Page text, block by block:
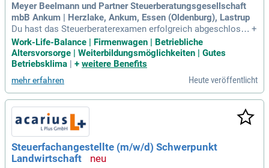
Meyer Beelmann und Partner Steuerberatungsgesellschaft
mbB Ankum | Herzlake, Ankum, Essen (Oldenburg), Lastrup
Du hast das Steuerberaterexamen erfolgreich abgeschlosse
n und bringst umfangreiche Erfahrung in der Beratung von U
nternehmen und Privatpersonen mit. Du beherrschst DATEV
sowie gängige MS-Office-Anwendungen und bist versiert im
ientierte Arbeitsweise kombiniert sich mit Freude am Mand
antenkontakt. Bei uns erwartet dich ein attraktives Paket: Fi
rmenwagen, Job-Bike und betriebliche Altersvorsorge. Geni
eße 30 Tage Urlaub und individuelle Fortbildungsmöglichkei
ten zur persönlichen Weiterentwicklung. Gestalte aktiv die Z
ukunft einer modernen Steuerkanzlei mit und profitiere von
einem verantwortungsvollen und professionellen Arbeitsum
feld.
+
Work-Life-Balance | Firmenwagen | Betriebliche
Altersvorsorge | Weiterbildungsmöglichkeiten | Gutes
Betriebsklima
+ weitere Benefits
mehr erfahren Heute veröffentlicht
Steuerfachangestellte (m/w/d) Schwerpunkt
Landwirtschaft